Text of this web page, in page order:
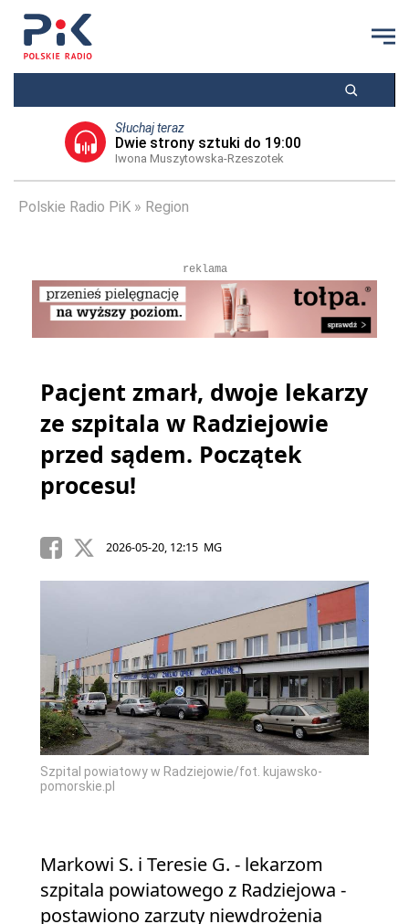
Słuchaj teraz
Dwie strony sztuki do 19:00
Iwona Muszytowska-Rzeszotek
Polskie Radio PiK Region
reklama
Pacjent zmarł, dwoje lekarzy
ze szpitala w Radziejowie
przed sądem. Początek
procesu!
2026-05-20, 12:15 MG
Szpital powiatowy w Radziejowie/fot. kujawsko-
pomorskie.pl
Markowi S. i Teresie G. - lekarzom
szpitala powiatowego z Radziejowa -
postawiono zarzuty niewdrożenia